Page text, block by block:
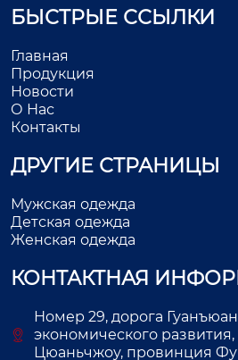
БЫСТРЫЕ ССЫЛКИ
Главная
Продукция
Новости
О Нас
Контакты
ДРУГИЕ СТРАНИЦЫ
Мужская одежда
Детская одежда
Женская одежда
КОНТАКТНАЯ
Номер 29, дорога
экономического
Цюаньчжоу, провинция